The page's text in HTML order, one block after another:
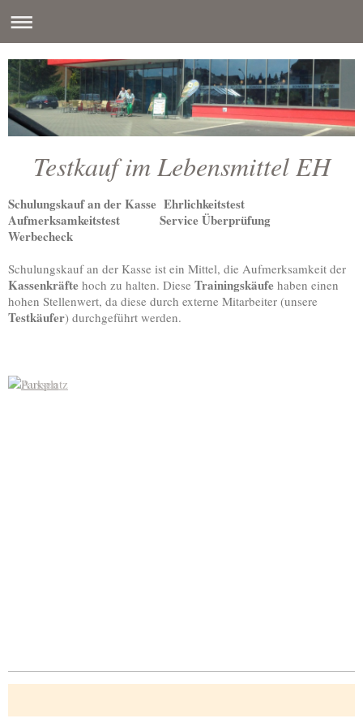
Testkauf im Lebensmittel EH
Schulungskauf an der Kasse Ehrlichkeitstest
Aufmerksamkeitstest Service Überprüfung
Werbecheck
Schulungskauf an der Kasse ist ein Mittel, die Aufmerksamkeit der
Kassenkräfte hoch zu halten. Diese Trainingskäufe haben einen
hohen Stellenwert, da diese durch externe Mitarbeiter (unsere
Testkäufer) durchgeführt werden.